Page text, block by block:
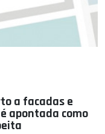
a facadas e
apontada como